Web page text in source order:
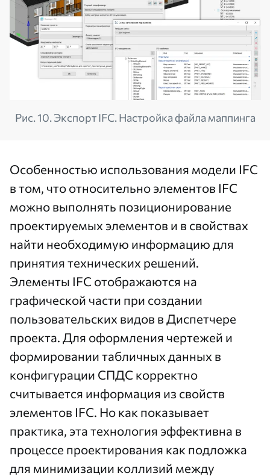
Рис. 10. Экспорт IFC. Настройка файла маппинга
Особенностью использования модели IFC
в том, что относительно элементов IFC
можно выполнять позиционирование
проектируемых элементов и в свойствах
найти необходимую информацию для
принятия технических решений.
Элементы IFC отображаются на
графической части при создании
пользовательских видов в Диспетчере
проекта. Для оформления чертежей и
формировании табличных данных в
конфигурации СПДС корректно
считывается информация из свойств
элементов IFC. Но как показывает
практика, эта технология эффективна в
процессе проектирования как подложка
для минимизации коллизий между